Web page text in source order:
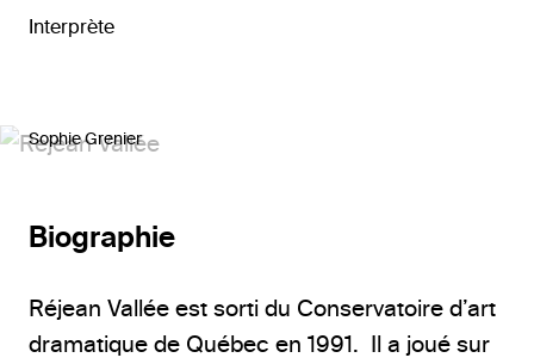
Interprète
Sophie Grenier
Biographie
Réjean Vallée est sorti du Conservatoire d’art
dramatique de Québec en 1991. Il a joué sur